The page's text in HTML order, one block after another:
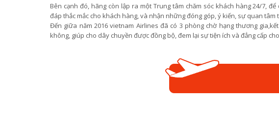
Bên cạnh đó, hãng còn lập ra một Trung tâm chăm sóc khách hàng 24/7,
đáp thắc mắc cho khách hàng, và nhận những đóng góp, ý kiến, sự quan
Đến giữa năm 2016 vietnam Airlines đã có 3 phòng chờ hạng thương
không, giúp cho dây chuyền được đồng bộ, đem lại sự tiện ích và đẳng cấp